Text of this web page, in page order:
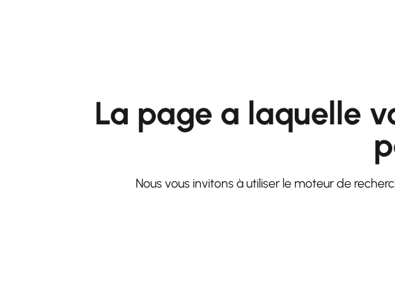
La page a laquelle
Nous vous invitons à utiliser le moteur de